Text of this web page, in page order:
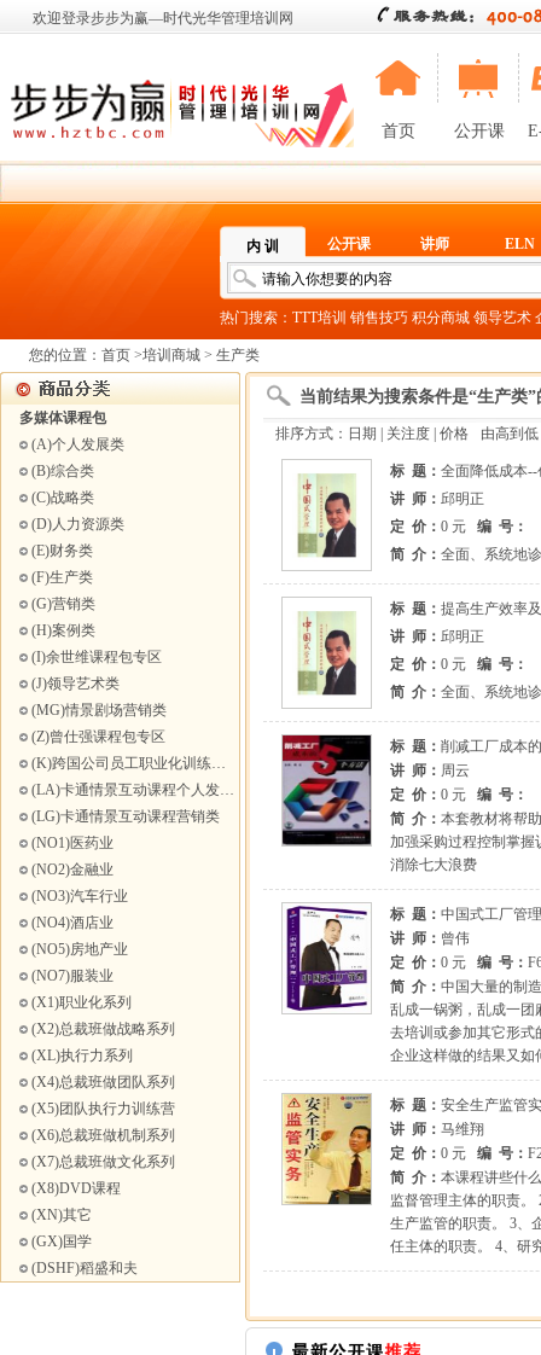
欢迎登录步步为赢—时代光华管理培训网
首页 公开课
内 训 公开课 讲师 ELN
热门搜索： TTT培训 销售技巧 积分商城 领导艺术
您的位置： 首页 >培训商城 > 生产类
多媒体课程包
(A)个人发展类
(B)综合类
(C)战略类
(D)人力资源类
(E)财务类
(F)生产类
(G)营销类
(H)案例类
(I)余世维课程包专区
(J)领导艺术类
(MG)情景剧场营销类
(Z)曾仕强课程包专区
(K)跨国公司员工职业化训练高级互动课程
(LA)卡通情景互动课程个人发展类
(LG)卡通情景互动课程营销类
(NO1)医药业
(NO2)金融业
(NO3)汽车行业
(NO4)酒店业
(NO5)房地产业
(NO7)服装业
(X1)职业化系列
(X2)总裁班做战略系列
(XL)执行力系列
(X4)总裁班做团队系列
(X5)团队执行力训练营
(X6)总裁班做机制系列
(X7)总裁班做文化系列
(X8)DVD课程
(XN)其它
(GX)国学
(DSHF)稻盛和夫
当前结果为搜索条件是“生产类
排序方式： 日期 关注度 | 价格 由高到低
标 题： 全面降低成本
讲 师： 邱明正
定 价： 0 元 编 号：
简 介： 全面、系统地
标 题： 提高生产效率
讲 师： 邱明正
定 价： 0 元 编 号：
简 介： 全面、系统地
标 题： 削减工厂成本
讲 师： 周云
定 价： 0 元 编 号：
简 介： 本套教材将帮
加强采购过程控制掌
消除七大浪费
标 题： 中国式工厂管理
讲 师： 曾伟
定 价： 0 元 编 号：
简 介： 中国大量的制
乱成一锅粥，乱成一
去培训或参加其它形式
企业这样做的结果又
标 题： 安全生产监管
讲 师： 马维翔
定 价： 0 元 编 号：
简 介： 本课程讲些什
监督管理主体的职责。
生产监管的职责。 3、
任主体的职责。 4、研